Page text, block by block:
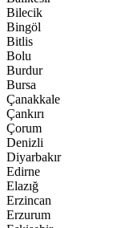
Bilecik
Bingöl
Bitlis
Bolu
Burdur
Bursa
Çanakkale
Çankırı
Çorum
Denizli
Diyarbakır
Edirne
Elazığ
Erzincan
Erzurum